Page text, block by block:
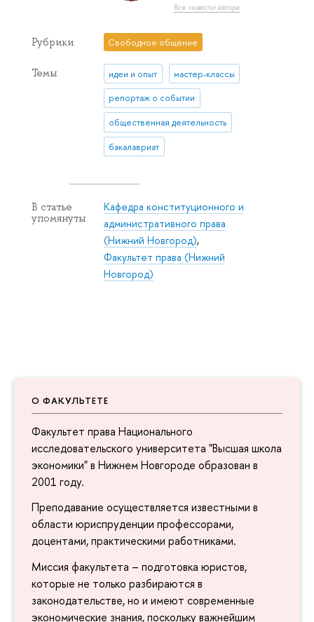
О ФАКУЛЬТЕТЕ
Факультет права Национального
исследовательского университета "Высшая школа
экономики" в Нижнем Новгороде образован в
2001 году.
Преподавание осуществляется известными в
области юриспруденции профессорами,
доцентами, практическими работниками.
Миссия факультета – подготовка юристов,
которые не только разбираются в
законодательстве, но и имеют современные
экономические знания, поскольку важнейшим
Все новости автора
Рубрики Свободное общение
Темы идеи и опыт мастер-классы
репортаж о событии
общественная деятельность
бакалавриат
В статье
упомянуты
Кафедра конституционного и
административного права
(Нижний Новгород),
Факультет права (Нижний
Новгород)